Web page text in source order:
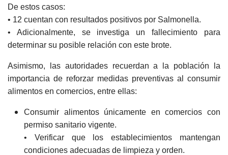
De estos casos:
• 12 cuentan con resultados positivos por Salmonella.
• Adicionalmente, se investiga un fallecimiento para
determinar su posible relación con este brote.
Asimismo, las autoridades recuerdan a la población la
importancia de reforzar medidas preventivas al consumir
alimentos en comercios, entre ellas:
Consumir alimentos únicamente en comercios con
permiso sanitario vigente.
• Verificar que los establecimientos mantengan
condiciones adecuadas de limpieza y orden.